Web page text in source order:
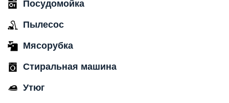
Посудомойка
Пылесос
Мясорубка
Стиральная машина
Утюг